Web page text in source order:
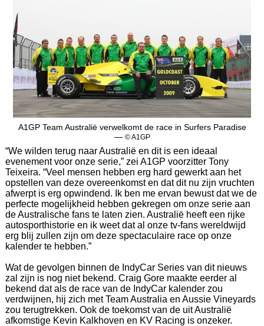
A1GP Team Australië verwelkomt de race in Surfers Paradise
— © A1GP
“We wilden terug naar Australië en dit is een ideaal
evenement voor onze serie,” zei A1GP voorzitter Tony
Teixeira. “Veel mensen hebben erg hard gewerkt aan het
opstellen van deze overeenkomst en dat dit nu zijn vruchten
afwerpt is erg opwindend. Ik ben me ervan bewust dat we de
perfecte mogelijkheid hebben gekregen om onze serie aan
de Australische fans te laten zien. Australië heeft een rijke
autosporthistorie en ik weet dat al onze tv-fans wereldwijd
erg blij zullen zijn om deze spectaculaire race op onze
kalender te hebben.”
Wat de gevolgen binnen de IndyCar Series van dit nieuws
zal zijn is nog niet bekend. Craig Gore maakte eerder al
bekend dat als de race van de IndyCar kalender zou
verdwijnen, hij zich met Team Australia en Aussie Vineyards
zou terugtrekken. Ook de toekomst van de uit Australië
afkomstige Kevin Kalkhoven en KV Racing is onzeker.